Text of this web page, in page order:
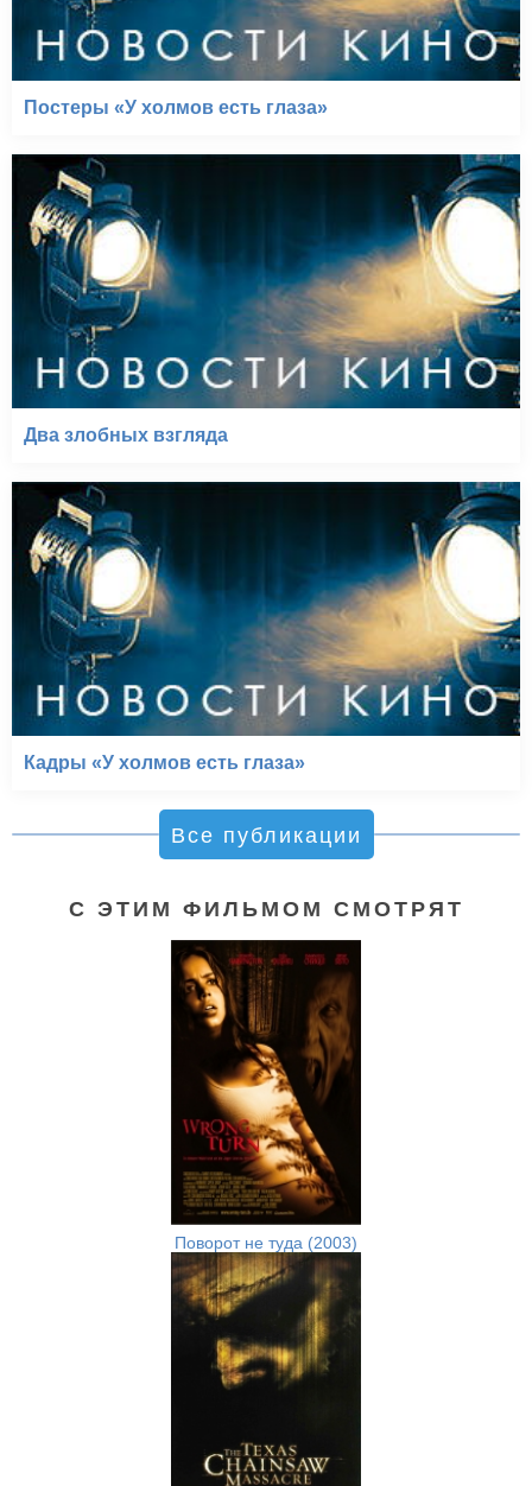
Постеры «У холмов есть глаза»
Два злобных взгляда
Кадры «У холмов есть глаза»
Все публикации
С ЭТИМ ФИЛЬМОМ СМОТРЯТ
Поворот не туда (2003)